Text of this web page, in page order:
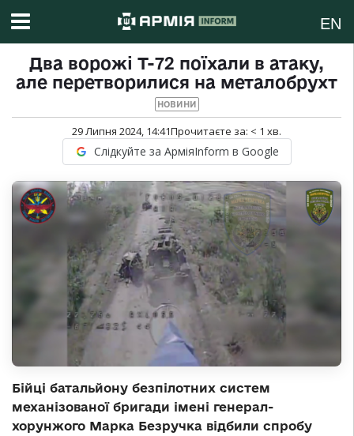
EN
Два ворожі Т-72 поїхали в атаку,
але перетворилися на металобрухт
НОВИНИ
29 Липня 2024, 14:41Прочитаєте за: < 1 хв.
Слідкуйте за АрміяInform в Google
Бійці батальйону безпілотних систем
механізованої бригади імені генерал-
хорунжого Марка Безручка відбили спробу